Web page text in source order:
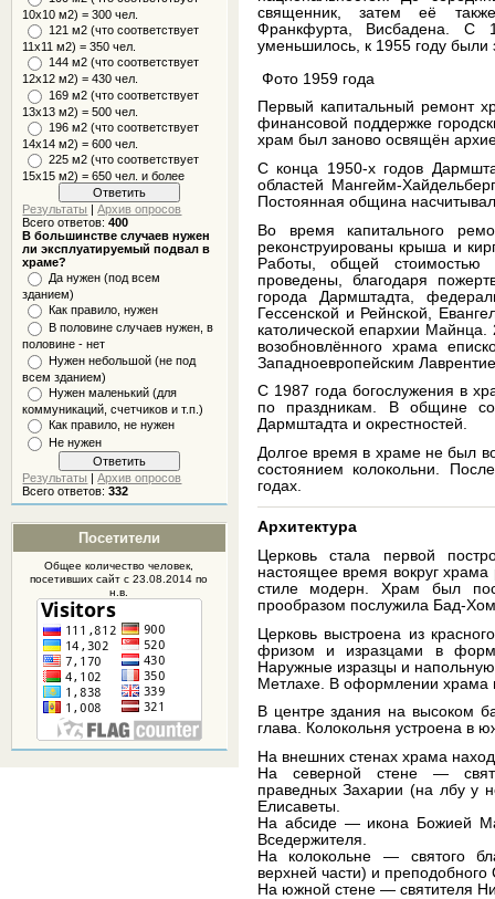
10x10 м2) = 300 чел.
121 м2 (что соответствует
11х11 м2) = 350 чел.
144 м2 (что соответствует
12х12 м2) = 430 чел.
169 м2 (что соответствует
13х13 м2) = 500 чел.
196 м2 (что соответствует
14х14 м2) = 600 чел.
225 м2 (что соответствует
15х15 м2) = 650 чел. и более
Результаты |Архив опросов
Всего ответов:400
В большинстве случаев нужен
ли эксплуатируемый подвал в
храме?
Да нужен (под всем
зданием)
Как правило, нужен
В половине случаев нужен, в
половине - нет
Нужен небольшой (не под
всем зданием)
Нужен маленький (для
коммуникаций, счетчиков и т.п.)
Как правило, не нужен
Не нужен
Результаты |Архив опросов
Всего ответов:332
Посетители
Общее количество человек,
посетившихсайтс 23.08.2014 по
н.в.
священник, затем её
Франкфурта, Висбадена. С
уменьшилось, к 1955 году
Фото 1959 года
Первый капитальный ремонт
финансовой поддержке
храм был заново освящён
С конца 1950-х годов
областей Мангейм-
Постоянная община
Во время капитального
реконструированы крыша и
Работы, общей
проведены, благодаря
города Дармштадта,
Гессенской и Рейнской,
католической епархии
возобновлённого храма
Западноевропейским
С 1987 года богослужения в
по праздникам. В общине
Дармштадта и окрестностей.
Долгое время в храме не был
состоянием колокольни.
годах.
Архитектура
Церковь стала первой
настоящее время вокруг
стиле модерн. Храм был
прообразом послужила Бад-
Церковь выстроена из
фризом и изразцами в
Наружные изразцы и
Метлахе. В оформлении храма
В центре здания на высоком
глава. Коло­кольня устроена в
На внешних стенах храма
На северной стене —
праведных Захарии (на лбу у
Елисаветы.
На абсиде — икона Божией
Вседержителя.
На колокольне — святого
верхней части) и
На южной стене — святителя